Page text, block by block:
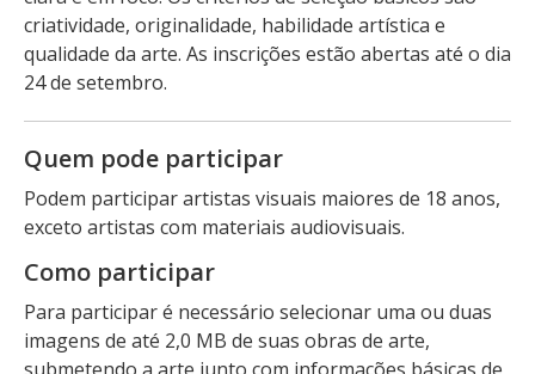
criatividade, originalidade, habilidade artística e
qualidade da arte. As inscrições estão abertas até o dia
24 de setembro.
Quem pode participar
Podem participar artistas visuais maiores de 18 anos,
exceto artistas com materiais audiovisuais.
Como participar
Para participar é necessário selecionar uma ou duas
imagens de até 2,0 MB de suas obras de arte,